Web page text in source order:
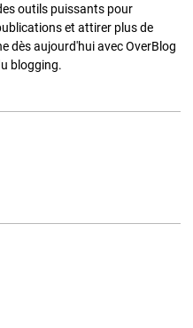
outils puissants pour
et attirer plus de
dès aujourd'hui avec OverBlog
blogging.